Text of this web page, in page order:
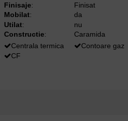
Finisaje:
Finisat
Mobilat:
da
Utilat:
nu
Constructie:
Caramida
Centrala termica
Contoare gaz
CF